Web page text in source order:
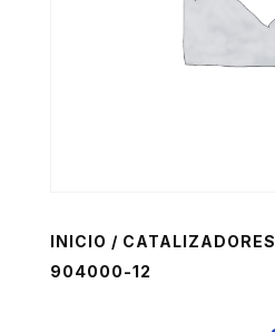
INICIO / CATALIZADORES
904000-12